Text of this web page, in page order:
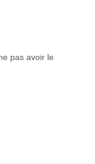
pas avoir le